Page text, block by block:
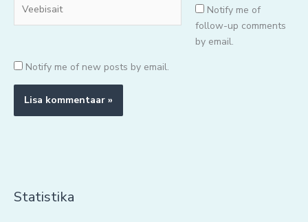
Notify me of
follow-up comments
by email.
Notify me of new posts by email.
Statistika